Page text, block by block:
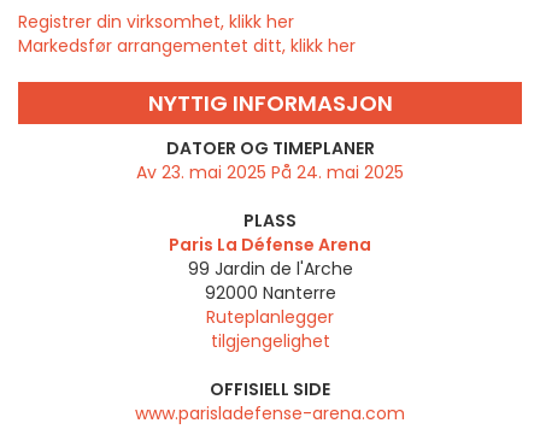
Registrer din virksomhet, klikk her
Markedsfør arrangementet ditt, klikk her
NYTTIG INFORMASJON
DATOER OG TIMEPLANER
Av 23. mai 2025 På 24. mai 2025
PLASS
Paris La Défense Arena
99 Jardin de l'Arche
92000 Nanterre
Ruteplanlegger
tilgjengelighet
OFFISIELL SIDE
www.parisladefense-arena.com